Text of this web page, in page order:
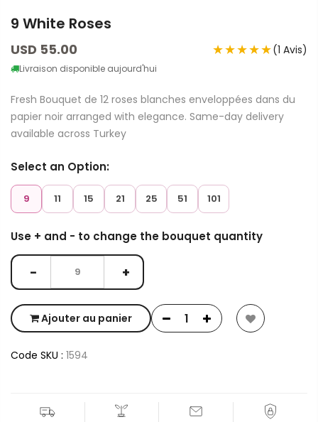
9 White Roses
USD 55.00
Livraison disponible aujourd'hui
★★★★★(1 Avis)
Fresh Bouquet de 12 roses blanches enveloppées dans du
papier noir arranged with elegance. Same-day delivery
available across Turkey
Select an Option:
9 11 15 21 25 51 101
Use + and - to change the bouquet quantity
− +
Ajouter au panier
Code SKU : 1594